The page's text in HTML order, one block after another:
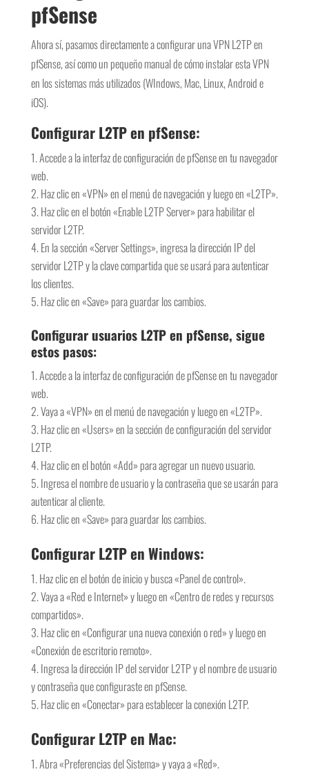
pfSense
Ahora sí, pasamos directamente a configurar una VPN L2TP en
pfSense, así como un pequeño manual de cómo instalar esta VPN
en los sistemas más utilizados (WIndows, Mac, Linux, Android e
iOS).
Configurar L2TP en pfSense:
Accede a la interfaz de configuración de pfSense en tu navegador
web.
Haz clic en «VPN» en el menú de navegación y luego en «L2TP».
Haz clic en el botón «Enable L2TP Server» para habilitar el
servidor L2TP.
En la sección «Server Settings», ingresa la dirección IP del
servidor L2TP y la clave compartida que se usará para autenticar
los clientes.
Haz clic en «Save» para guardar los cambios.
Configurar usuarios L2TP en pfSense, sigue
estos pasos:
Accede a la interfaz de configuración de pfSense en tu navegador
web.
Vaya a «VPN» en el menú de navegación y luego en «L2TP».
Haz clic en «Users» en la sección de configuración del servidor
L2TP.
Haz clic en el botón «Add» para agregar un nuevo usuario.
Ingresa el nombre de usuario y la contraseña que se usarán para
autenticar al cliente.
Haz clic en «Save» para guardar los cambios.
Configurar L2TP en Windows:
Haz clic en el botón de inicio y busca «Panel de control».
Vaya a «Red e Internet» y luego en «Centro de redes y recursos
compartidos».
Haz clic en «Configurar una nueva conexión o red» y luego en
«Conexión de escritorio remoto».
Ingresa la dirección IP del servidor L2TP y el nombre de usuario
y contraseña que configuraste en pfSense.
Haz clic en «Conectar» para establecer la conexión L2TP.
Configurar L2TP en Mac:
Abra «Preferencias del Sistema» y vaya a «Red».